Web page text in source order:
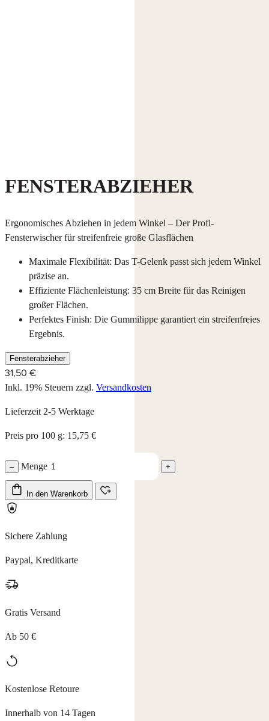
FENSTERABZIEHER
Ergonomisches Abziehen in jedem Winkel – Der Profi-
Fensterwischer für streifenfreie große Glasflächen
Maximale Flexibilität: Das T-Gelenk passt sich jedem Winkel
präzise an.
Effiziente Flächenleistung: 35 cm Breite für das Reinigen
großer Flächen.
Perfektes Finish: Die Gummilippe garantiert ein streifenfreies
Ergebnis.
Fensterabzieher
31,50 €
Inkl. 19% Steuern zzgl. Versandkosten
Lieferzeit 2-5 Werktage
Preis pro 100 g: 15,75 €
– Menge +
In den Warenkorb
Sichere Zahlung
Paypal, Kreditkarte
Gratis Versand
Ab 50 €
Kostenlose Retoure
Innerhalb von 14 Tagen